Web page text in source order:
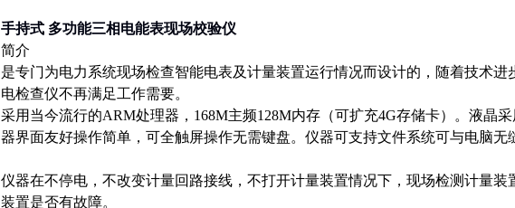
手持式 多功能三相电能表现场校验仪
简介
是专门为电力系统现场检查智能电表及计量装置运行情况而设计的，随着技术
电检查仪不再满足工作需要。
采用当今流行的ARM处理器，168M主频128M内存（可扩充4G存储卡）。液晶
器界面友好操作简单，可全触屏操作无需键盘。仪器可支持文件系统可与电脑无
仪器在不停电，不改变计量回路接线，不打开计量装置情况下，现场检测计量
装置是否有故障。